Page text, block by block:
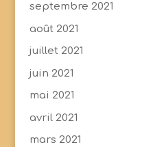
septembre 2021
août 2021
juillet 2021
juin 2021
mai 2021
avril 2021
mars 2021